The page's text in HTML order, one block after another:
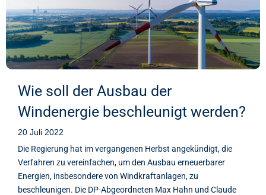
Wie soll der Ausbau der
Windenergie beschleunigt werden?
20 Juli 2022
Die Regierung hat im vergangenen Herbst angekündigt, die
Verfahren zu vereinfachen, um den Ausbau erneuerbarer
Energien, insbesondere von Windkraftanlagen, zu
beschleunigen. Die DP-Abgeordneten Max Hahn und Claude